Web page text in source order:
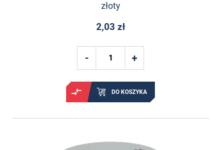
złoty
2,03 zł
DO KOSZYKA